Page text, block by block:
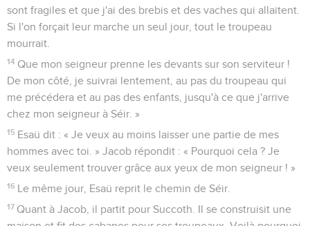
sont fragiles et que j'ai des brebis et des vaches qui allaitent.
Si l'on forçait leur marche un seul jour, tout le troupeau
mourrait.
14 Que mon seigneur prenne les devants sur son serviteur !
De mon côté, je suivrai lentement, au pas du troupeau qui
me précédera et au pas des enfants, jusqu'à ce que j'arrive
chez mon seigneur à Séir. »
15 Esaü dit : « Je veux au moins laisser une partie de mes
hommes avec toi. » Jacob répondit : « Pourquoi cela ? Je
veux seulement trouver grâce aux yeux de mon seigneur ! »
16 Le même jour, Esaü reprit le chemin de Séir.
17 Quant à Jacob, il partit pour Succoth. Il se construisit une